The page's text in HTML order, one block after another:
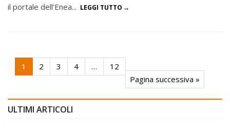
il portale dell’Enea... LEGGI TUTTO
1 2 3 4 …
12
Pagina successiva »
ULTIMI ARTICOLI